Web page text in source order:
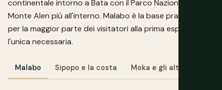
continentale intorno a Bata con il Parco Nazionale
Monte Alen più all'interno. Malabo è la base pratica e,
per la maggior parte dei visitatori alla prima esperienza,
l'unica necessaria.
Malabo Sipopo e la costa Moka e gli altipiani